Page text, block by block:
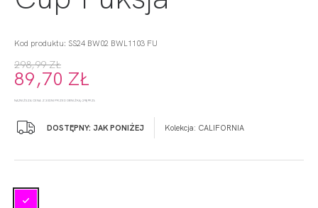
Kod produktu: SS24 BW02 BWL1103 FU
298,99 ZŁ
89,70 ZŁ
NAJNIŻSZA CENA Z 30 DNI PRZED OBNIŻKĄ: 298,99 ZŁ
DOSTĘPNY: JAK PONIŻEJ Kolekcja: CALIFORNIA